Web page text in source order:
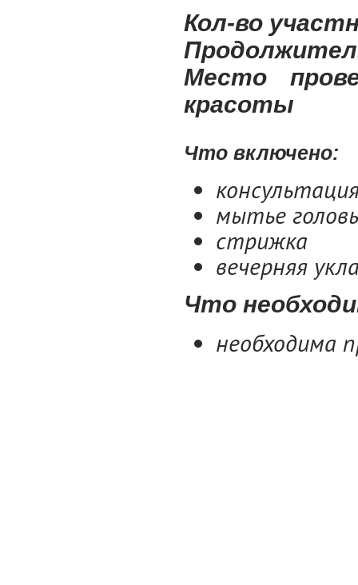
Кол-во
Место
красоты
Что включено:
мытье
стрижка
вечерняя
Что
необходима